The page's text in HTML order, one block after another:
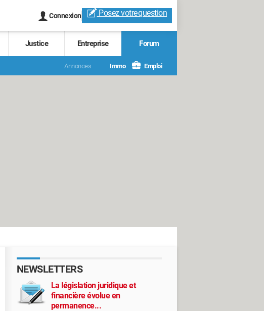
Connexion Posez votrequestion
Justice Entreprise Forum
Annonces Immo Emploi
NEWSLETTERS
La législation juridique et
financière évolue en
permanence...